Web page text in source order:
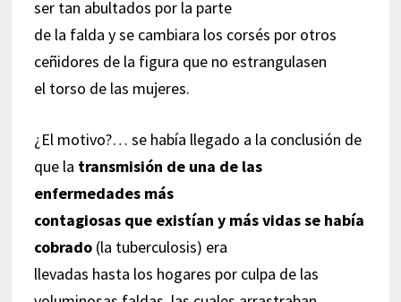
ser tan abultados por la parte
de la falda y se cambiara los corsés por otros
ceñidores de la figura que no estrangulasen
el torso de las mujeres.
¿El motivo?… se había llegado a la conclusión de
que la transmisión de una de las
enfermedades más
contagiosas que existían y más vidas se había
cobrado(la tuberculosis) era
llevadas hasta los hogares por culpa de las